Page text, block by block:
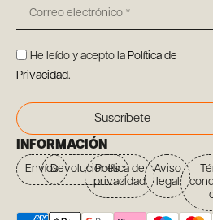
He leído y acepto la Política de
Privacidad.
Suscríbete
INFORMACIÓN
EnvíosDevolucionesPolítica de
privacidad
Aviso
legal